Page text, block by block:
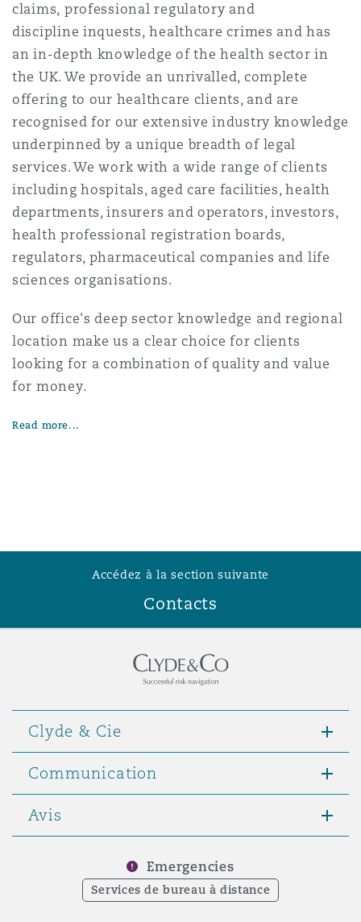
claims, professional regulatory and
discipline inquests, healthcare crimes and has
an in-depth knowledge of the health sector in
the UK. We provide an unrivalled, complete
offering to our healthcare clients, and are
recognised for our extensive industry knowledge
underpinned by a unique breadth of legal
services. We work with a wide range of clients
including hospitals, aged care facilities, health
departments, insurers and operators, investors,
health professional registration boards,
regulators, pharmaceutical companies and life
sciences organisations.
Our office's deep sector knowledge and regional
location make us a clear choice for clients
looking for a combination of quality and value
for money.
Read more...
Accédez à la section suivante
Contacts
Clyde & Cie
Communication
Avis
Emergencies
Services de bureau à distance